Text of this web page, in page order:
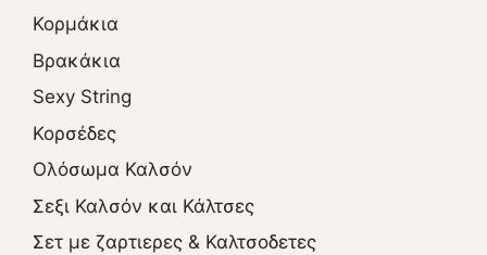
Κορμάκια
Βρακάκια
Sexy String
Κορσέδες
Ολόσωμα Καλσόν
Σεξι Καλσόν και Κάλτσες
Σετ με ζαρτιερες & Καλτσοδετες